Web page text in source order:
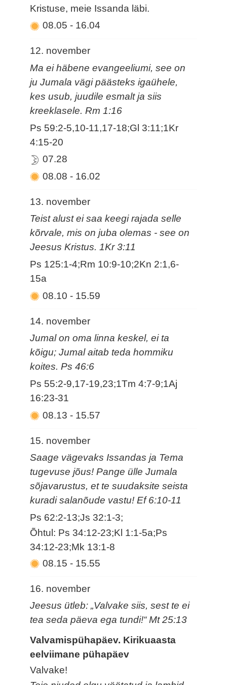
Kristuse, meie Issanda läbi.
08.05- 16.04
12. november
Ma ei häbene evangeeliumi, see on
ju Jumala vägi päästeks igaühele,
kes usub, juudile esmalt ja siis
kreeklasele. Rm 1:16
Ps 59:2-5,10-11,17-18;Gl 3:11;1Kr
4:15-20
07.28
08.08- 16.02
13. november
Teist alust ei saa keegi rajada selle
kõrvale, mis on juba olemas - see on
Jeesus Kristus. 1Kr 3:11
Ps 125:1-4;Rm 10:9-10;2Kn 2:1,6-
15a
08.10- 15.59
14. november
Jumal on oma linna keskel, ei ta
kõigu; Jumal aitab teda hommiku
koites. Ps 46:6
Ps 55:2-9,17-19,23;1Tm 4:7-9;1Aj
16:23-31
08.13- 15.57
15. november
Saage vägevaks Issandas ja Tema
tugevuse jõus! Pange ülle Jumala
sõjavarustus, et te suudaksite seista
kuradi salanõude vastu! Ef 6:10-11
Ps 62:2-13;Js 32:1-3;
Õhtul: Ps 34:12-23;Kl 1:1-5a;Ps
34:12-23;Mk 13:1-8
08.15- 15.55
16. november
Jeesus ütleb: „Valvake siis, sest te ei
tea seda päeva ega tundi!“ Mt 25:13
Valvamispühapäev. Kirikuaasta
eelviimane pühapäev
Valvake!